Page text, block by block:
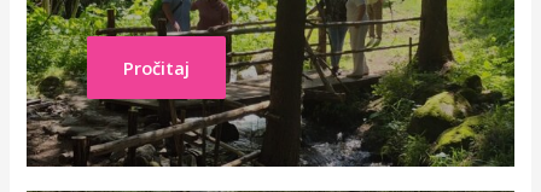
Pročitaj